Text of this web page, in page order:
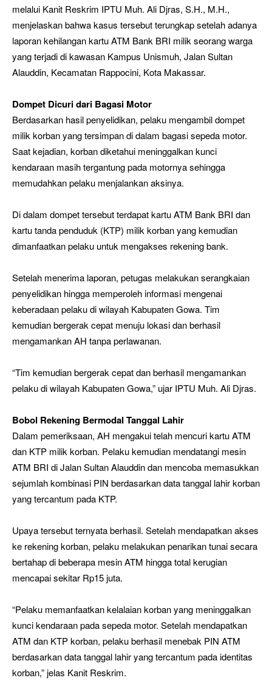
melalui Kanit Reskrim IPTU Muh. Ali Djras, S.H., M.H.,
menjelaskan bahwa kasus tersebut terungkap setelah adanya
laporan kehilangan kartu ATM Bank BRI milik seorang warga
yang terjadi di kawasan Kampus Unismuh, Jalan Sultan
Alauddin, Kecamatan Rappocini, Kota Makassar.
Dompet Dicuri dari Bagasi Motor
Berdasarkan hasil penyelidikan, pelaku mengambil dompet
milik korban yang tersimpan di dalam bagasi sepeda motor.
Saat kejadian, korban diketahui meninggalkan kunci
kendaraan masih tergantung pada motornya sehingga
memudahkan pelaku menjalankan aksinya.
Di dalam dompet tersebut terdapat kartu ATM Bank BRI dan
kartu tanda penduduk (KTP) milik korban yang kemudian
dimanfaatkan pelaku untuk mengakses rekening bank.
Setelah menerima laporan, petugas melakukan serangkaian
penyelidikan hingga memperoleh informasi mengenai
keberadaan pelaku di wilayah Kabupaten Gowa. Tim
kemudian bergerak cepat menuju lokasi dan berhasil
mengamankan AH tanpa perlawanan.
“Tim kemudian bergerak cepat dan berhasil mengamankan
pelaku di wilayah Kabupaten Gowa,” ujar IPTU Muh. Ali Djras.
Bobol Rekening Bermodal Tanggal Lahir
Dalam pemeriksaan, AH mengakui telah mencuri kartu ATM
dan KTP milik korban. Pelaku kemudian mendatangi mesin
ATM BRI di Jalan Sultan Alauddin dan mencoba memasukkan
sejumlah kombinasi PIN berdasarkan data tanggal lahir korban
yang tercantum pada KTP.
Upaya tersebut ternyata berhasil. Setelah mendapatkan akses
ke rekening korban, pelaku melakukan penarikan tunai secara
bertahap di beberapa mesin ATM hingga total kerugian
mencapai sekitar Rp15 juta.
“Pelaku memanfaatkan kelalaian korban yang meninggalkan
kunci kendaraan pada sepeda motor. Setelah mendapatkan
ATM dan KTP korban, pelaku berhasil menebak PIN ATM
berdasarkan data tanggal lahir yang tercantum pada identitas
korban,” jelas Kanit Reskrim.